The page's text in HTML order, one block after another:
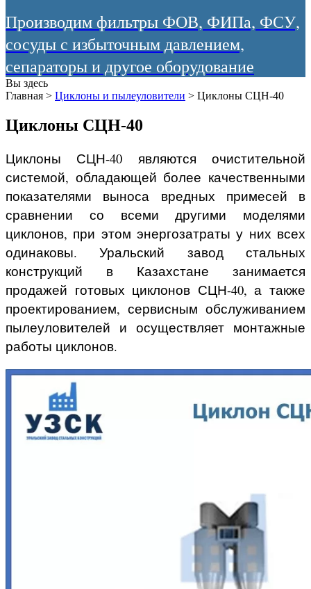
Производим фильтры ФОВ, ФИПа, ФСУ,
сосуды с избыточным давлением,
сепараторы и другое оборудование
Вы здесь
Главная > Циклоны и пылеуловители > Циклоны СЦН-40
Циклоны СЦН-40
Циклоны СЦН-40 являются очистительной
системой, обладающей более качественными
показателями выноса вредных примесей в
сравнении со всеми другими моделями
циклонов, при этом энергозатраты у них всех
одинаковы. Уральский завод стальных
конструкций в Казахстане занимается
продажей готовых циклонов СЦН-40, а также
проектированием, сервисным обслуживанием
пылеуловителей и осуществляет монтажные
работы циклонов.